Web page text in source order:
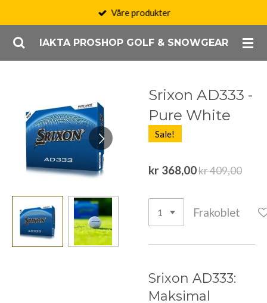
hovedinnholdIAKTA PROSHOP GOLF & SNOWGEAR
Våre produkter
Srixon AD333 -
Pure White
Sale!
kr 368,00kr 409,00
Frakoblet
Srixon AD333:
Maksimal